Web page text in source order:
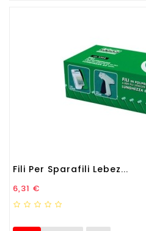
Fili Per Sparafili Lebez...
Prezzo
6,31 €